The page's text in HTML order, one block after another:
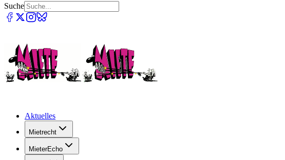
Suche
Aktuelles
Mietrecht
MieterEcho